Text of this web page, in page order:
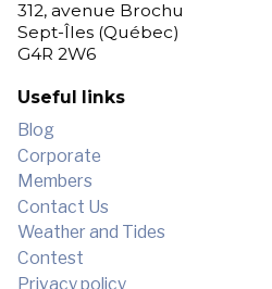
312, avenue Brochu
Sept-Îles (Québec)
G4R 2W6
Useful links
Blog
Corporate
Members
Contact Us
Weather and Tides
Contest
Privacy policy